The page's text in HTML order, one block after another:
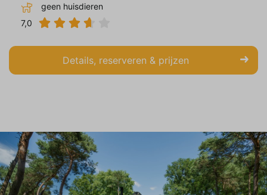
geen huisdieren
7,0
Details, reserveren & prijzen